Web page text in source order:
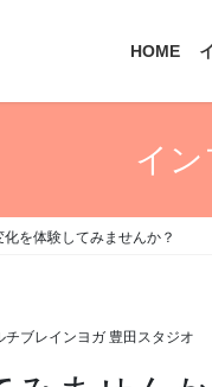
HOME
イ
化を体験してみませんか？
チブレインヨガ 豊田スタジオ